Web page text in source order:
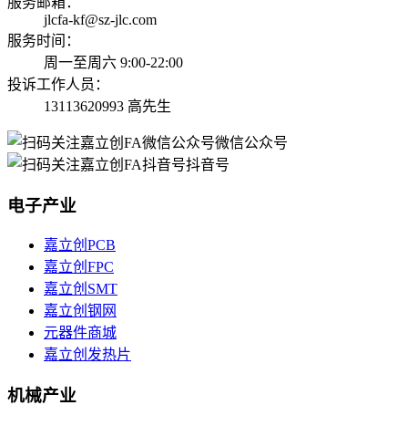
jlcfa-kf@sz-jlc.com
服务时间：
周一至周六 9:00-22:00
投诉工作人员：
13113620993 高先生
微信公众号
抖音号
电子产业
嘉立创PCB
嘉立创FPC
嘉立创SMT
嘉立创钢网
元器件商城
嘉立创发热片
机械产业